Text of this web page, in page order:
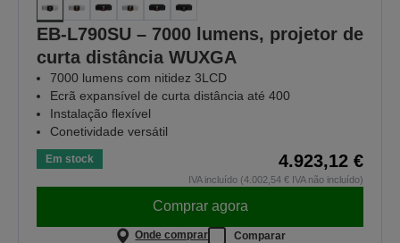
EB-L790SU – 7000 lumens, projetor de
curta distância WUXGA
7000 lumens com nitidez 3LCD
Ecrã expansível de curta distância até 400
Instalação flexível
Conetividade versátil
Em stock 4.923,12 €
IVA incluído (4.002,54 € IVA não incluído)
Comprar agora
Onde comprar Comparar